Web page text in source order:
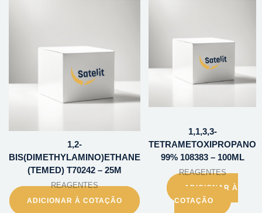
1,2-
BIS(DIMETHYLAMINO)ETHANE
(TEMED) T70242 – 25M
REAGENTES
ADICIONAR À COTAÇÃO
1,1,3,3-
TETRAMETOXIPROPANO
99% 108383 – 100ML
REAGENTES
ADICIONAR À
COTAÇÃO